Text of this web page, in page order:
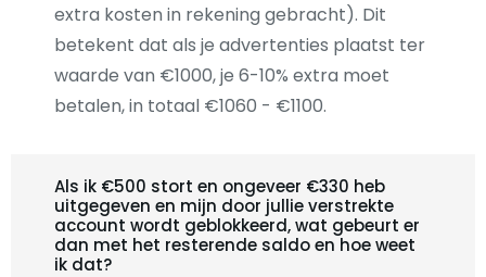
extra kosten in rekening gebracht). Dit
betekent dat als je advertenties plaatst ter
waarde van €1000, je 6-10% extra moet
betalen, in totaal €1060 - €1100.
Als ik €500 stort en ongeveer €330 heb
uitgegeven en mijn door jullie verstrekte
account wordt geblokkeerd, wat gebeurt er
dan met het resterende saldo en hoe weet
ik dat?